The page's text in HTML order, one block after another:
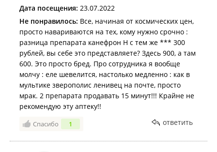
Дата посещения: 23.07.2022
Не понравилось: Все, начиная от космических цен,
просто навариваются на тех, кому нужно срочно :
разница препарата канефрон Н с тем же *** 300
рублей, вы себе это представляете? Здесь 900, а там
600. Это просто бред. Про сотрудника я вообще
молчу : еле шевелится, настолько медленно : как в
мультике зверополис ленивец на почте, просто
мрак. 2 препарата продавать 15 минут!!! Крайне не
рекомендую эту аптеку!!
Спасибо 1 ответить